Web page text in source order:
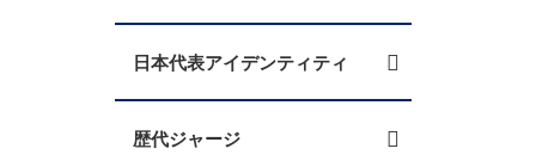
日本代表アイデンティティ
歴代ジャージ